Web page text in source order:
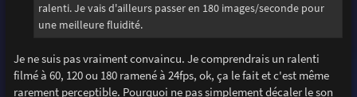
ralenti. Je vais d'ailleurs passer en 180 images/seconde pour
une meilleure fluidité.
Je ne suis pas vraiment convaincu. Je comprendrais un ralenti
filmé à 60, 120 ou 180 ramené à 24fps, ok, ça le fait et c'est même
rarement perceptible. Pourquoi ne pas simplement décaler le son